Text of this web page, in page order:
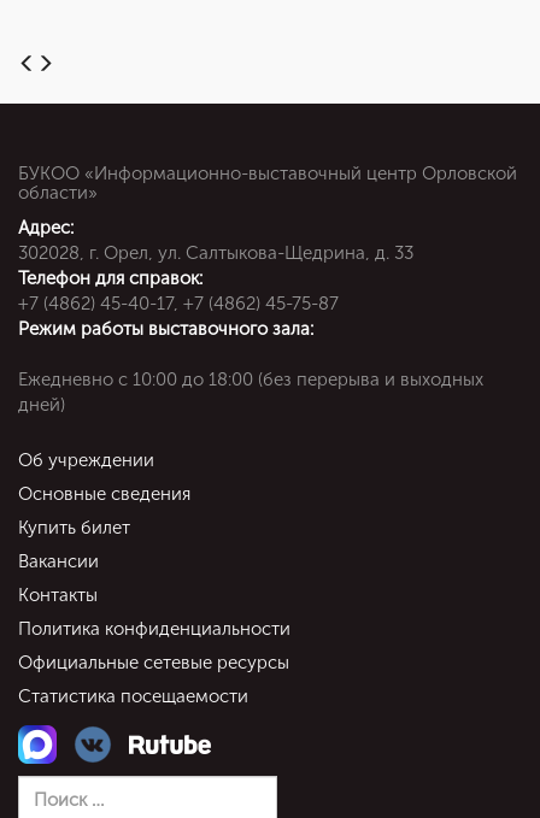
БУКОО «Информационно-выставочный центр Орловской
области»
Адрес:
302028, г. Орел, ул. Салтыкова-Щедрина, д. 33
Телефон для справок:
+7 (4862) 45-40-17, +7 (4862) 45-75-87
Режим работы выставочного зала:
Ежедневно c 10:00 до 18:00 (без перерыва и выходных
дней)
Об учреждении
Основные сведения
Купить билет
Вакансии
Контакты
Политика конфиденциальности
Официальные сетевые ресурсы
Статистика посещаемости